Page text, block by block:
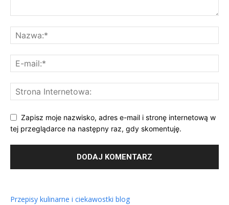
Zapisz moje nazwisko, adres e-mail i stronę internetową w
tej przeglądarce na następny raz, gdy skomentuję.
Przepisy kulinarne i ciekawostki blog